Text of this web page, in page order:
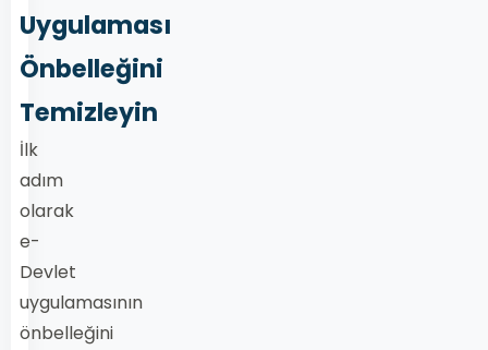
Uygulaması
Önbelleğini
Temizleyin
İlk
adım
olarak
e-
Devlet
uygulamasının
önbelleğini